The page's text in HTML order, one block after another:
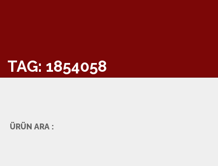
TAG: 1854058
ÜRÜN ARA :